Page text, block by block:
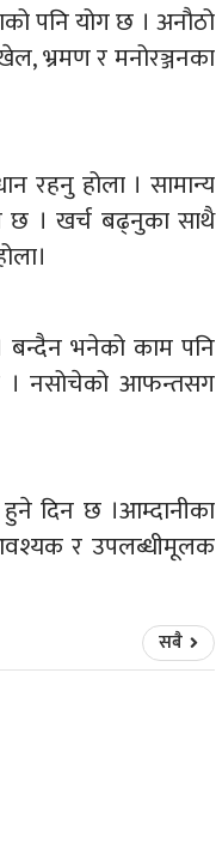
पनि योग छ । अनौठो
भ्रमण र मनोरञ्जनका
रहनु होला । सामान्य
छ । खर्च बढ्नुका साथै
बन्दैन भनेको काम पनि
। नसोचेको आफन्तसग
दिन छ ।आम्दानीका
र उपलब्धीमूलक
सबै